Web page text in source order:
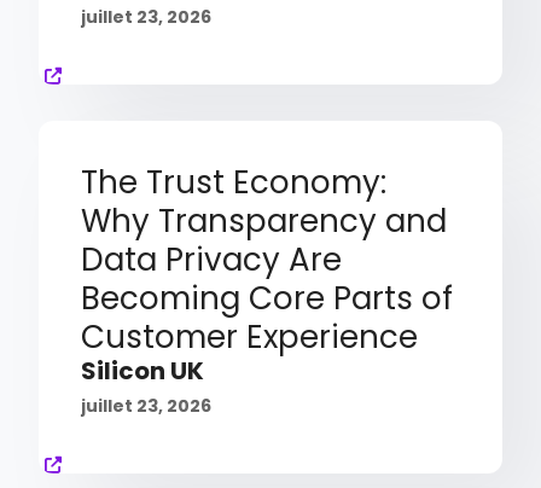
juillet 23, 2026
The Trust Economy:
Why Transparency and
Data Privacy Are
Becoming Core Parts of
Customer Experience
Silicon UK
juillet 23, 2026